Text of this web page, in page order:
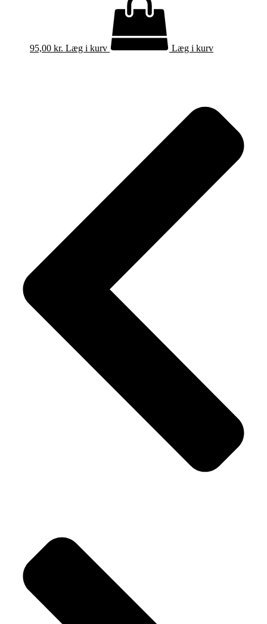
95,00 kr. Læg i kurv Læg i kurv